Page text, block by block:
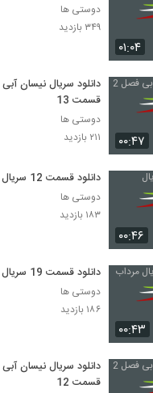
۰۱:۰۴
دوستی ها
۳۴۹ بازدید
۰۰:۴۷
قسمت 13
دوستی ها
۲۱۱ بازدید
۰۰:۴۶
دانلود قسمت 12 سریال داوینچیز
دوستی ها
۱۸۳ بازدید
۰۰:۴۳
دانلود قسمت 19 سریال مرداب
دوستی ها
۱۸۶ بازدید
قسمت 12